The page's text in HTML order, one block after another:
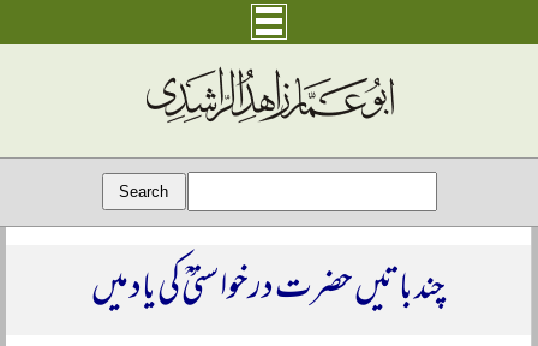
چند باتیں حضرت درخواستیؒ کی یاد میں